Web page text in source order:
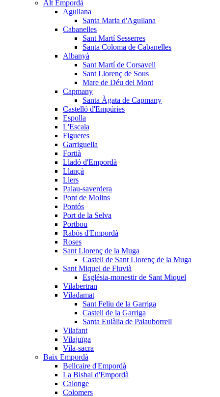
Alt Empordà
Agullana
Santa Maria d'Agullana
Cabanelles
Sant Martí Sesserres
Santa Coloma de Cabanelles
Albanyà
Sant Martí de Corsavell
Sant Llorenç de Sous
Mare de Déu del Mont
Capmany
Santa Àgata de Capmany
Castelló d'Empúries
Espolla
L'Escala
Figueres
Garriguella
Fortià
Lladó d'Empordà
Llançà
Llers
Palau-saverdera
Pont de Molins
Pontós
Port de la Selva
Portbou
Rabós d'Empordà
Roses
Sant Llorenç de la Muga
Castell de Sant Llorenç de la Muga
Sant Miquel de Fluvià
Església-monestir de Sant Miquel
Vilabertran
Viladamat
Sant Feliu de la Garriga
Castell de la Garriga
Santa Eulàlia de Palauborrell
Vilafant
Vilajuïga
Vila-sacra
Baix Empordà
Bellcaire d'Empordà
La Bisbal d'Empordà
Calonge
Colomers